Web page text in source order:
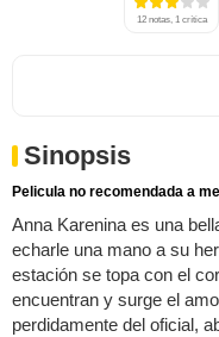
12 notas, 1 crítica
Sinopsis
Pelicula no recomendada a
Anna Karenina es una
echarle una mano a su
estación se topa con el
encuentran y surge el
perdidamente del oficial,